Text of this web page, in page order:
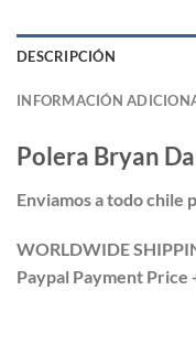
DESCRIPCIÓN
INFORMACIÓN
Polera Bryan
Enviamos a todo chile
WORLDWIDE
Paypal Payment Price